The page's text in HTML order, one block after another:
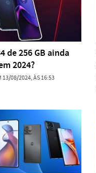
de 256 GB ainda
2024?
13/08/2024, ÀS 16:53